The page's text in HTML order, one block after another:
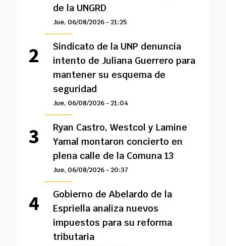
de la UNGRD
Jue, 06/08/2026 - 21:25
Sindicato de la UNP denuncia
intento de Juliana Guerrero para
mantener su esquema de
seguridad
Jue, 06/08/2026 - 21:04
Ryan Castro, Westcol y Lamine
Yamal montaron concierto en
plena calle de la Comuna 13
Jue, 06/08/2026 - 20:37
Gobierno de Abelardo de la
Espriella analiza nuevos
impuestos para su reforma
tributaria